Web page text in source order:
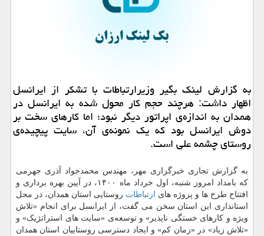
به گزارش لینک بگیر وزیرارتباطات با تشکر از ایرانسل
اظهار داشت: هرچند حجم کار محول شده به ایرانسل در
همدان به اندازه‌ی اپراتور دیگر نبود؛ اما کارهای سخت بر
دوش ایرانسل بود که یک نمونه‌ی آن، سایت پیچیده‌ی
روستای چشمه علی است.
به گزارش تجاری خبرگزاری مهر، مهندس محمدجواد آذری جهرمی
که بامداد امروز شنبه، اول خرداد ماه ۱۴۰۰، در آیین بهره برداری و
افتتاح طرح ها و پروژه های ارتباطات روستایی استان همدان، در محل
استانداری این استان سخن می گفت، از ایرانسل برای انجام «تلاش
ویژه و کارهای خستگی ناپذیر» و توسعه‌ی «سایت های استراتژیک» و
«تلاش زیاد» در «زمان کم» و ایجاد دسترسی روستاییان استان همدان